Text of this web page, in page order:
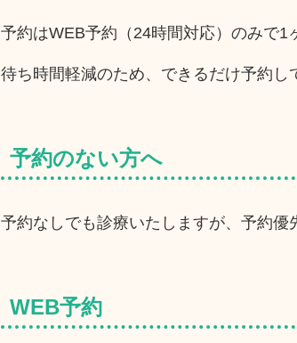
予約はWEB予約（24時間対応）のみで1
待ち時間軽減のため、できるだけ予約し
予約のない方へ
予約なしでも診療いたしますが、予約優
WEB予約